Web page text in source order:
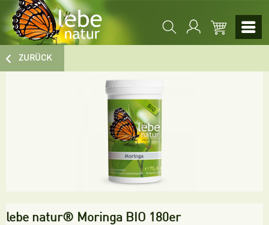
ZURÜCK
lebe natur® Moringa BIO 180er